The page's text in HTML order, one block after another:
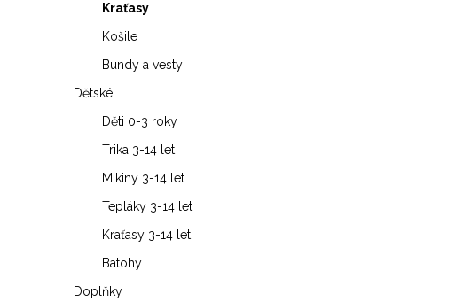
Kraťasy
Košile
Bundy a vesty
Dětské
Děti 0-3 roky
Trika 3-14 let
Mikiny 3-14 let
Tepláky 3-14 let
Kraťasy 3-14 let
Batohy
Doplňky